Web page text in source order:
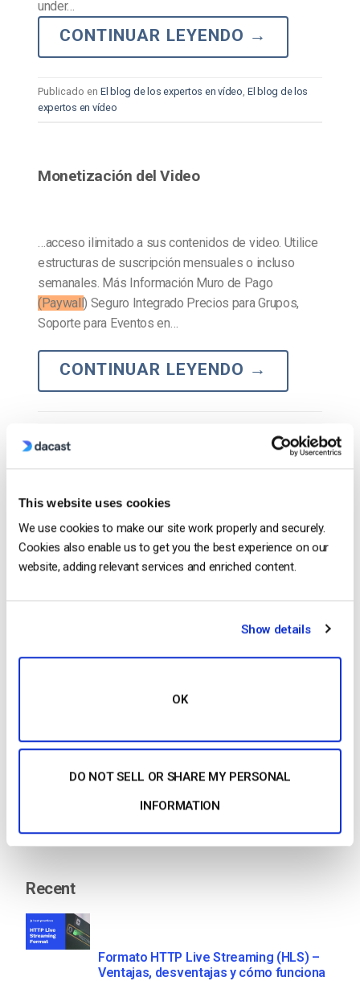
This website uses cookies
We use cookies to make our site work properly and securely.
Cookies also enable us to get you the best experience on our
website, adding relevant services and enriched content.
Show details
OK
DO NOT SELL OR SHARE MY PERSONAL
INFORMATION
under…
CONTINUAR LEYENDO →
Publicado en El blog de los expertos en vídeo El blog de los
expertos en vídeo
Monetización del Video
…acceso ilimitado a sus contenidos de video. Utilice
estructuras de suscripción mensuales o incluso
semanales. Más Información Muro de Pago
(Paywall) Seguro Integrado Precios para Grupos,
Soporte para Eventos en…
CONTINUAR LEYENDO →
Por qué Dacast emitirá en directo y
alojará sus contenidos de vídeo en línea
…with your logo and colors to put your br
front
center. The look
completely up to you. High-Definition Streaming
CONTINUAR LEYENDO→
1 2 3 4
Search
Recent
Formato HTTP Live Streaming (HLS) –
Ventajas, desventajas y cómo funciona